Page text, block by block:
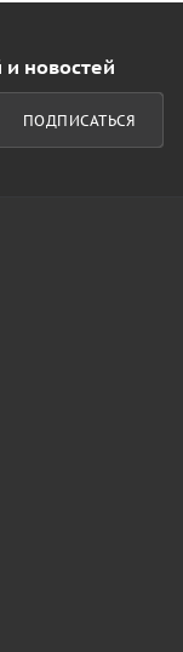
и новостей
ПОДПИСАТЬСЯ